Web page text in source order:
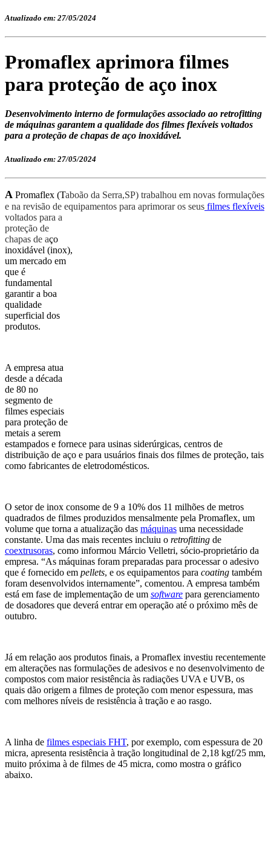
Atualizado em: 27/05/2024
Promaflex aprimora filmes
para proteção de aço inox
Desenvolvimento interno de formulações associado ao retrofitting
de máquinas garantem a qualidade dos filmes flexíveis voltados
para a proteção de chapas de aço inoxidável.
Atualizado em: 27/05/2024
A Promaflex (Taboão da Serra,SP) trabalhou em novas formulações
e na revisão de equipamentos para aprimoraros seus filmes flexíveis
voltados para a
proteção de
chapas de aço
inoxidável (inox),
um mercado em
que é
fundamental
garantir a boa
qualidade
superficial dos
produtos.
A empresa atua
desde a década
de 80 no
segmento de
filmes especiais
para proteção de
metais a serem
estampados e fornece para usinas siderúrgicas, centros de
distribuição de aço e para usuários finais dos filmes de proteção, tais
como fabricantes de eletrodomésticos.
O setor de inox consome de 9 a 10% dos 11 milhões de metros
quadrados de filmes produzidos mensalmente pela Promaflex, um
volume que torna a atualização das máquinas uma necessidade
constante. Uma das mais recentes incluiu o retrofitting de
coextrusoras, como informou Márcio Velletri, sócio-proprietário da
empresa. “As máquinas foram preparadas para processar o adesivo
que é fornecido em pellets, e os equipamentos para coating também
foram desenvolvidos internamente”, comentou. A empresa também
está em fase de implementação de um software para gerenciamento
de dosadores que deverá entrar em operação até o próximo mês de
outubro.
Já em relação aos produtos finais, a Promaflex investiu recentemente
em alterações nas formulações de adesivos e no desenvolvimento de
compostos com maior resistência às radiações UVA e UVB, os
quais dão origem a filmes de proteção com menor espessura, mas
com melhores níveis de resistência à tração e ao rasgo.
A linha de filmes especiais FHT, por exemplo, com espessura de 20
micra, apresenta resistência à tração longitudinal de 2,18 kgf/25 mm,
muito próxima à de filmes de 45 micra, como mostra o gráfico
abaixo.